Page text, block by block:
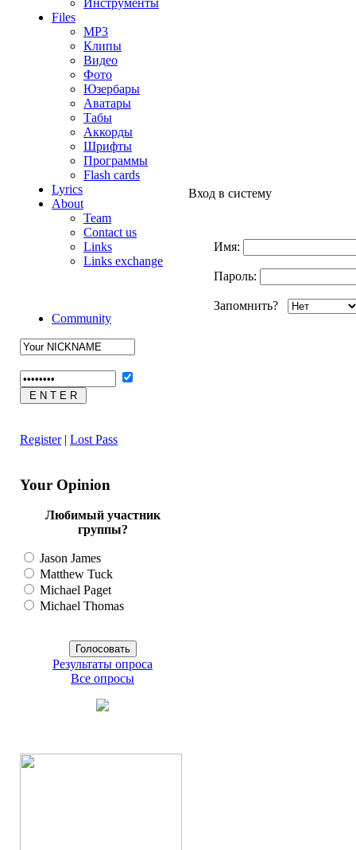
Инструменты
Files
MP3
Клипы
Видео
Фото
Юзербары
Аватары
Табы
Аккорды
Шрифты
Программы
Flash cards
Lyrics
About
Team
Contact us
Links
Links exchange
Community
Register| Lost Pass
Your Opinion
Любимый участник
группы?
Jason James
Matthew Tuck
Michael Paget
Michael Thomas
Результаты опроса
Все опросы
Вход в систему
Имя:
Пароль:
Запомнить?